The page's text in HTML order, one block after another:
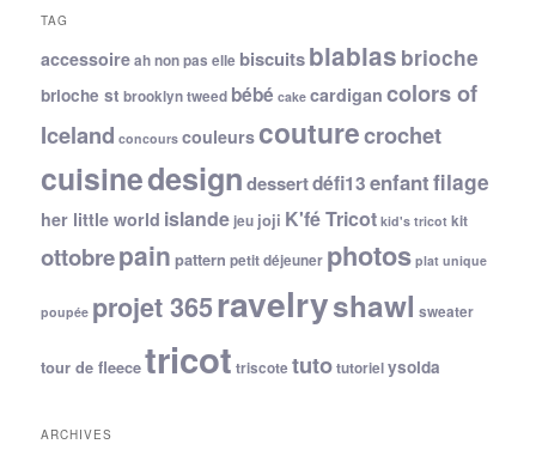
TAG
accessoireah non pas elle biscuitsblablas brioche
brioche st brooklyn tweed bébé cake cardigan colors of
Iceland concours couleurscouturecrochet
cuisinedesigndessertdéfi13enfantfilage
her little world islande jeu joji K'fé Tricot kid's tricot kit
ottobrepain pattern petit déjeuner photos plat unique
poupée projet 365ravelryshawl sweater
tour de fleecetricot triscote tutotutorielysolda
ARCHIVES